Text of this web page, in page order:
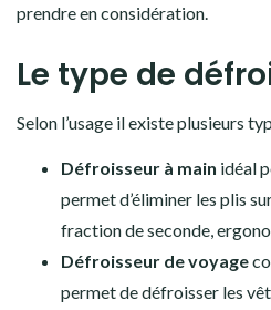
prendre en considération.
Le type de
Selon l’usage il existe plusieurs
Défroisseur à main idéal
permet d’éliminer les plis
fraction de seconde,
Défroisseur de voyage
permet de défroisser les